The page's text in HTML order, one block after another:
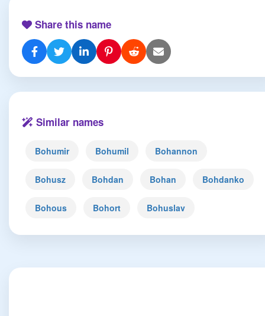
Share this name
Similar names
Bohumir Bohumil Bohannon
Bohusz Bohdan Bohan Bohdanko
Bohous Bohort Bohuslav